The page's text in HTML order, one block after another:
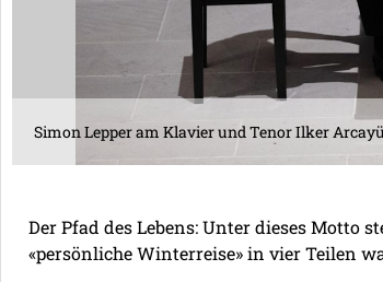
Simon Lepper am Klavier und Tenor Ilker
Der Pfad des Lebens: Unter dieses Motto
«persönliche Winterreise» in vier Teilen